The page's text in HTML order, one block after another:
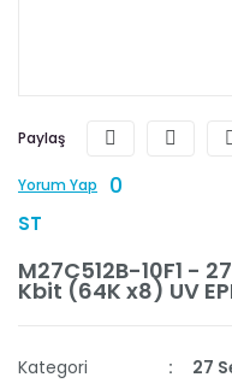
Paylaş
Yorum Yap 0
ST
M27C512B-10F1 -
Kbit (64K x8) UV
Kategori
27